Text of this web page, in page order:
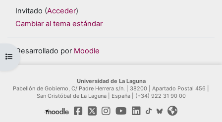
Abrir índice del curso
Invitado (Acceder)
Cambiar al tema estándar
Desarrollado por Moodle
Universidad de La Laguna
Pabellón de Gobierno, C/ Padre Herrera s/n. | 38200 | Apartado Postal 456 |
San Cristóbal de La Laguna | España | (+34) 922 31 90 00